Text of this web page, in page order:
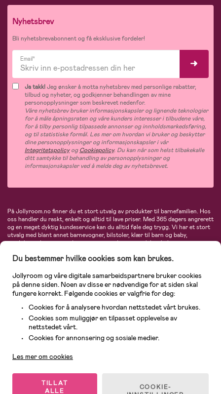
Nyhetsbrev
Bli nyhetsbrevabonnent og få eksklusive fordeler!
Email*
Ja takk!Jeg ønsker å motta nyhetsbrev med personlige rabatter,
tilbud og nyheter, og godkjenner behandlingen av mine
personopplysninger som beskrevet nedenfor.
Våre nyhetsbrev bruker informasjonskapsler og lignende teknologier
for å måle åpningsraten og våre kunders interesser i tilbudene våre,
for å tilby personlig tilpassede annonser og innholdsmarkedsføring,
og til statistiske formål. Les mer om hvordan vi bruker og beskytter
dine personopplysninger og informasjonskapsler i vår
IntegritetspolicyogCookiepolicy. Du kan når som helst tilbakekalle
ditt samtykke til behandling av personopplysninger og
informasjonskapsler ved å melde deg av nyhetsbrevet.
På Jollyroom.no finner du et stort utvalg av produkter til barnefamilien. Hos
oss handler du raskt, enkelt og alltid til lave priser. Med 365 dagers angrerett
og en meget dyktig kundeservice kan du alltid føle deg trygg. Vi har et stort
utvalg med blant annet barnevogner, bilstoler, klær til barn og baby,
produkter til mor, mengder av inspirerende interiør, leker, babyustyr og mye
Maxi-Cosi, Baby Jogger, BabyBjörn, Didriksons, KidKraft, Ergobaby, Philips
største nettbutikk for barn og baby!
Du bestemmer hvilke cookies som kan brukes.
Jollyroom og våre digitale samarbeidspartnere bruker cookies
på denne siden. Noen av disse er nødvendige for at siden skal
fungere korrekt. Følgende cookies er valgfrie for deg:
Cookies for å analysere hvordan nettstedet vårt brukes.
Cookies som muliggjør en tilpasset opplevelse av
nettstedet vårt.
Cookies for annonsering og sosiale medier.
Les mer om cookies
TILLAT
ALLE
COOKIE-